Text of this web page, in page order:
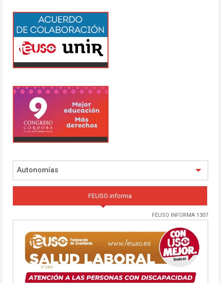
Autonomías
FEUSO informa
FEUSO INFORMA 1307